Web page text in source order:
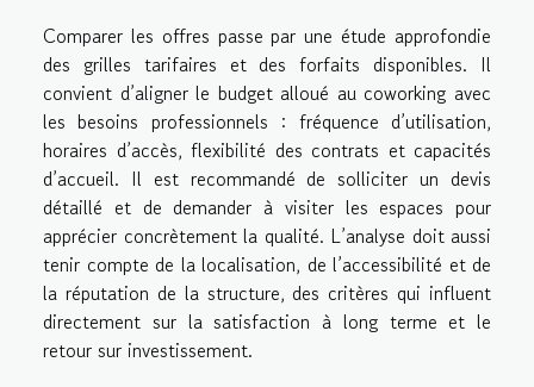
Comparer les offres passe par une étude approfondie
des grilles tarifaires et des forfaits disponibles. Il
convient d’aligner le budget alloué au coworking avec
les besoins professionnels : fréquence d’utilisation,
horaires d’accès, flexibilité des contrats et capacités
d’accueil. Il est recommandé de solliciter un devis
détaillé et de demander à visiter les espaces pour
apprécier concrètement la qualité. L’analyse doit aussi
tenir compte de la localisation, de l’accessibilité et de
la réputation de la structure, des critères qui influent
directement sur la satisfaction à long terme et le
retour sur investissement.